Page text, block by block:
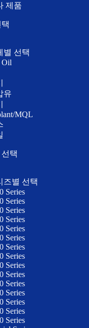
제품
별 선택
Oil
유
MQL
택
즈별 선택
Series
Series
Series
Series
Series
Series
Series
Series
Series
Series
Series
Series
Series
Series
Series